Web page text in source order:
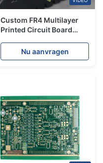
Custom FR4 Multilayer
Printed Circuit Board
Samples Turnkey PCBA
Services
Nu aanvragen